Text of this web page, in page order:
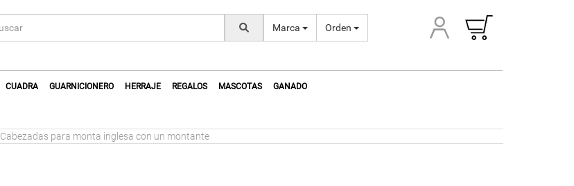
Marca Orden
CUADRA GUARNICIONERO HERRAJE REGALOS MASCOTAS GANADO
Cabezadas para monta inglesa con un montante